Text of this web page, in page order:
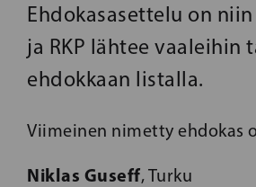
Ehdokasasettelu on
ja RKP lähtee vaaleihin
ehdokkaan listalla.
Viimeinen nimetty ehdokas
Niklas Guseff, Turku